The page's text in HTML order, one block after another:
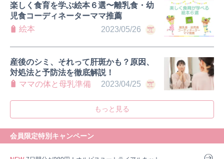
2023/05/26
楽しく食育を学ぶ絵本６選〜離乳食・幼
児食コーディネーターママ推薦
絵本
2023/04/25
産後のシミ、それって肝斑かも？原因、
対処法と予防法を徹底解説！
ママの体と母乳準備
もっと見る
会員限定特別キャンペーン
0歳
妊娠後期／８〜10ヵ月
生後10〜11ヵ月
パパ